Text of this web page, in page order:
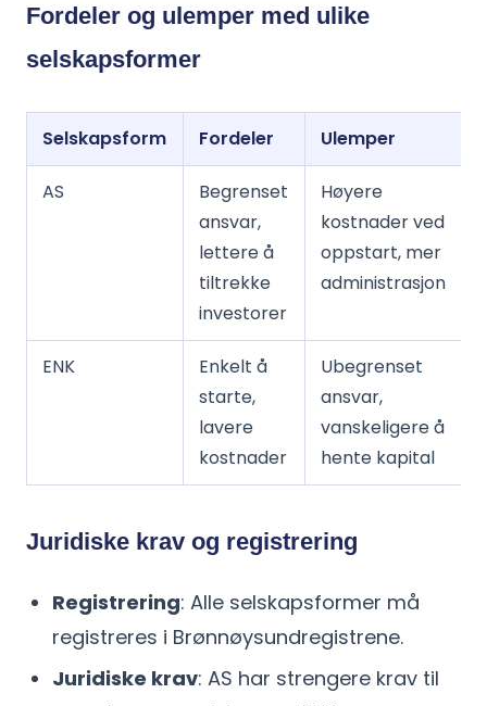
Fordeler og ulemper med ulike
selskapsformer
Selskapsform Fordeler Ulemper
AS
Begrenset
ansvar,
lettere å
tiltrekke
investorer
Høyere
kostnader ved
oppstart, mer
administrasjon
ENK
Enkelt å
starte,
lavere
kostnader
Ubegrenset
ansvar,
vanskeligere å
hente kapital
Juridiske krav og registrering
Registrering: Alle selskapsformer må
registreres i Brønnøysundregistrene.
Juridiske krav: AS har strengere krav til